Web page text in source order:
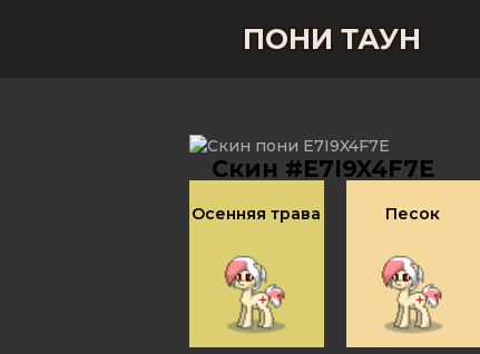
ПОНИ ТАУН
Скин #E7I9X4F7E
Осенняя трава Песок